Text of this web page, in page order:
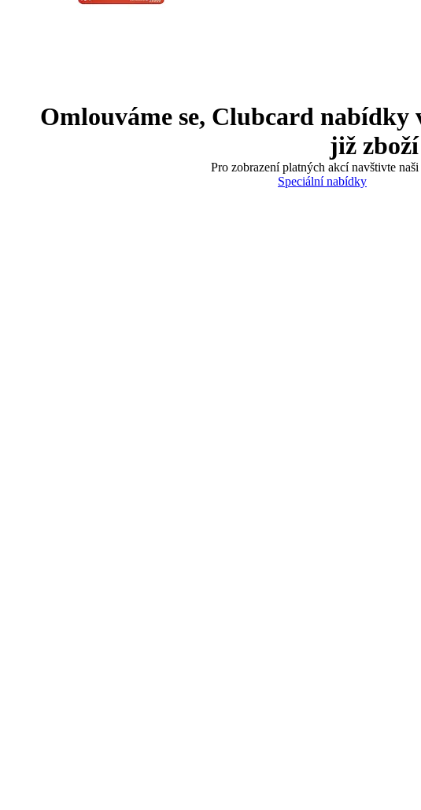
Omlouváme se, Clubcard
již
Pro zobrazení platných akcí navštivte
Speciální nabídky